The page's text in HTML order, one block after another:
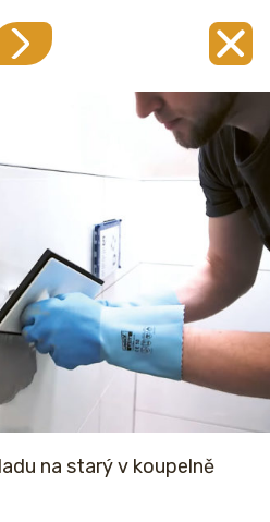
na starý v koupelně